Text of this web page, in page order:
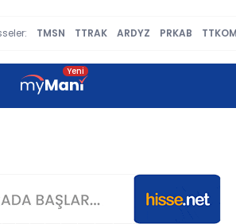
TMSN TTRAK ARDYZ PRKAB TTKOM